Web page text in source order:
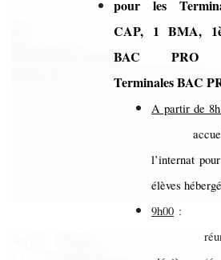
pour les
CAP, 1 BMA,
BAC PRO
Terminales BAC
A partir de
l’internat
élèves
9h00